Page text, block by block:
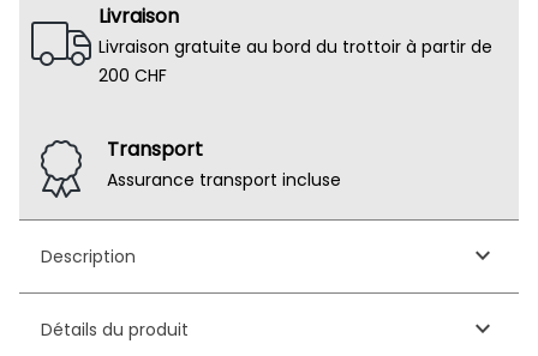
Livraison
Livraison gratuite au bord du trottoir à partir de
200 CHF
Transport
Assurance transport incluse
Description keyboard_arrow_down
Détails du produit keyboard_arrow_down